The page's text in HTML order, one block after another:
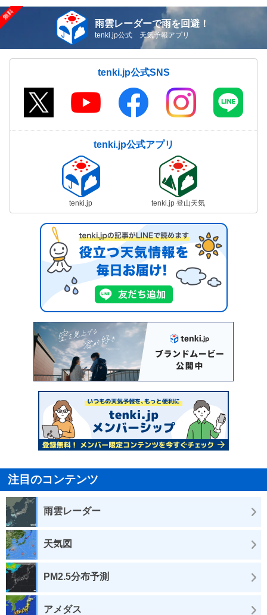
雨雲レーダーで雨を回避！
tenki.jp公式 天気予報アプリ
tenki.jp公式SNS
tenki.jp公式アプリ
tenki.jp tenki.jp 登山天気
注目のコンテンツ
雨雲レーダー
天気図
PM2.5分布予測
アメダス